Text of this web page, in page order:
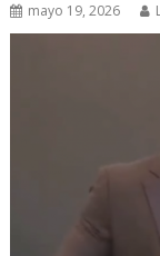
mayo 19, 2026